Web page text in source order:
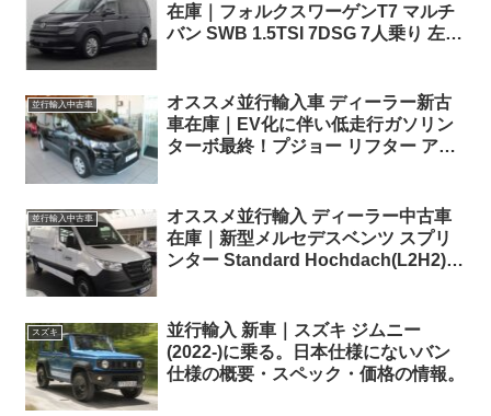
在庫｜フォルクスワーゲンT7 マルチ
バン SWB 1.5TSI 7DSG 7人乗り 左ハ
並行輸入中古車
オススメ並行輸入車 ディーラー新古
車在庫｜EV化に伴い低走行ガソリン
ターボ最終！プジョー リフター アリ
並行輸入中古車
オススメ並行輸入 ディーラー中古車
在庫｜新型メルセデスベンツ スプリ
ンター Standard Hochdach(L2H2)
スズキ
並行輸入 新車｜スズキ ジムニー
(2022-)に乗る。日本仕様にないバン
仕様の概要・スペック・価格の情報。